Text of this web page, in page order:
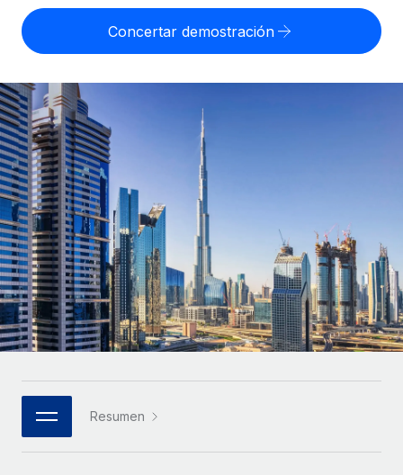
cumpliendo la normativa.
Contractor Management
PEO
Externaliza tareas laborales complejas.
INFRAESTRUCTURA
Conexión Remote
Integra los RR. HH. en tus flujos de trabajo sin
complicaciones.
Plataforma
Funciones esenciales de RR. HH. integradas para tu
equipo.
mediante nuestro MCP.
Integraciones
Comparador de Remote
Compáranos con otras empresas.
ETAPAS DE CRECIMIENTO
Startups
Soluciones ágiles de RR. HH. globales y nóminas para
empresas en crecimiento.
Mediana empresa
Amplía tu equipo con soluciones de RR. HH.
personalizadas.
Empresa
RR. HH. globales para grandes empresas.
ASOCIARSE
Socios tecnológicos estratégicos
cualquier país.
autónomos globales.
APRENDIZAJE CON REMOTE
Guías y recursos
Casos prácticos
Glosario de RR. HH.
Listas de verificación y plantillas
Biblioteca de descripciones de puestos
Eventos
Sala de prensa
English
Nederlands
Français
Deutsch
Español
Italiano
Português (Portugal)
日本語
한국어
中文（简体）
Iniciar sesión
Concertar demostración
Resumen